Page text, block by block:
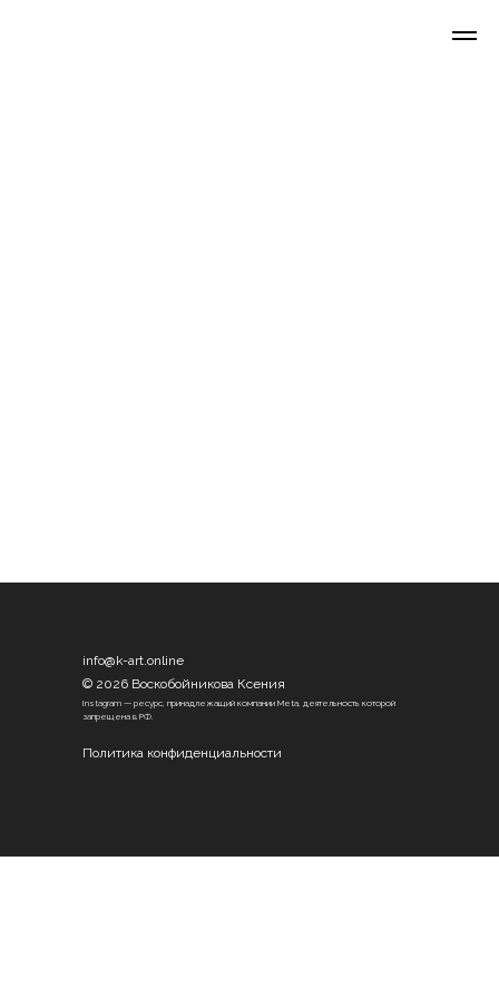
Instagram — ресурс, принадлежащий компании Meta, деятельность которой
запрещена в РФ.
© 2026 Воскобойникова Ксения
info@k-art.online
Политика конфиденциальности